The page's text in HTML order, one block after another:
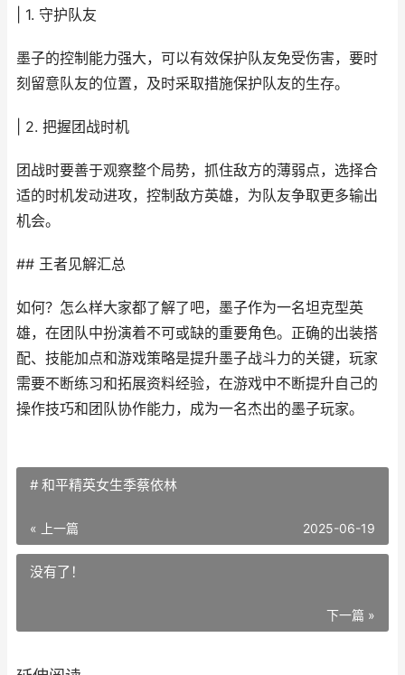
| 1. 守护队友
墨子的控制能力强大，可以有效保护队友免受伤害，要时
刻留意队友的位置，及时采取措施保护队友的生存。
| 2. 把握团战时机
团战时要善于观察整个局势，抓住敌方的薄弱点，选择合
适的时机发动进攻，控制敌方英雄，为队友争取更多输出
机会。
## 王者见解汇总
如何？怎么样大家都了解了吧，墨子作为一名坦克型英
雄，在团队中扮演着不可或缺的重要角色。正确的出装搭
配、技能加点和游戏策略是提升墨子战斗力的关键，玩家
需要不断练习和拓展资料经验，在游戏中不断提升自己的
操作技巧和团队协作能力，成为一名杰出的墨子玩家。
# 和平精英女生季蔡依林
« 上一篇 2025-06-19
没有了！
下一篇 »